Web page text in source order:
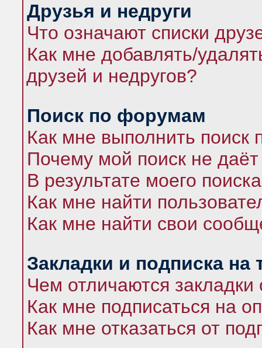
Друзья и недруги
Что означают списки
Как мне добавлять/
друзей и недругов?
Поиск по форумам
Как мне выполнить
Почему мой поиск не даёт
В результате моего
Как мне найти
Как мне найти свои
Закладки и подписка на
Чем отличаются закладки
Как мне подписаться на
Как мне отказаться от